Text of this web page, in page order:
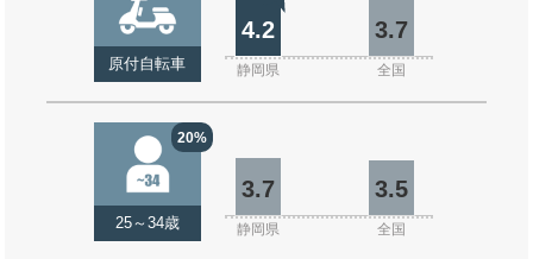
原付自転車
4.2 3.7
静岡県 全国
20%
25～34歳
3.7 3.5
静岡県 全国